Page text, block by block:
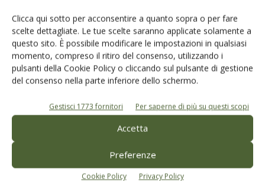
Clicca qui sotto per acconsentire a quanto sopra o per fare
scelte dettagliate. Le tue scelte saranno applicate solamente a
questo sito. È possibile modificare le impostazioni in qualsiasi
momento, compreso il ritiro del consenso, utilizzando i
pulsanti della Cookie Policy o cliccando sul pulsante di gestione
del consenso nella parte inferiore dello schermo.
Gestisci 1773 fornitori Per saperne di più su questi scopi
Accetta
Preferenze
Cookie Policy Privacy Policy
© Tecniche Nuove Spa. Tutti i diritti riservati. Sede legale Via Eritrea 21 -
imprese di Milano: 00753480151
Registrazione Tribunale di Milano n. 69 del 05/03/2014. Precedentemente
registrata presso il tribunale di Bologna n. 6776 del 04/03/1998
ROC "Poste italiane Spa - sped. A.P. - DL 353/2003 conv. L. 46/2004, art. 1c.1:
DCB Milano" Roc n. 24344 del 11 marzo 2014
Agrofarmaci – Difesa